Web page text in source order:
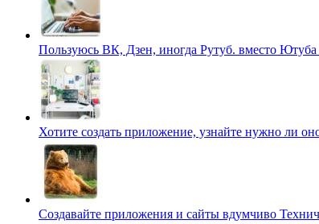
Пользуюсь ВК, Дзен, иногда Рутуб. вместо Ютуба
Хотите создать приложение, узнайте нужно ли
Создавайте приложения и сайты вдумчиво